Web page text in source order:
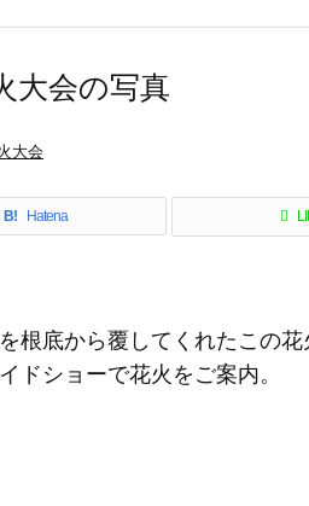
大会の写真
大会
B! Hatena
根底から覆してくれたこの
ショーで花火をご案内。